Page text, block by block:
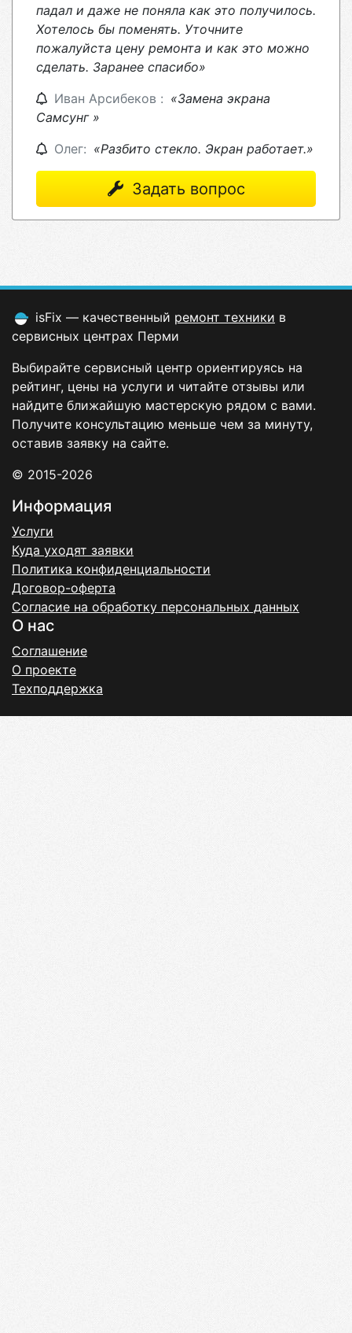
падал и даже не поняла как это получилось.
Хотелось бы поменять. Уточните
пожалуйста цену ремонта и как это можно
сделать. Заранее спасибо»
Иван Арсибеков : «Замена экрана
Самсунг »
Олег: «Разбито стекло. Экран работает.»
Задать вопрос
isFix — качественный ремонт техники в
сервисных центрах Перми
Выбирайте сервисный центр ориентируясь на
рейтинг, цены на услуги и читайте отзывы или
найдите ближайшую мастерскую рядом с вами.
Получите консультацию меньше чем за минуту,
оставив заявку на сайте.
© 2015-2026
Информация
Услуги
Куда уходят заявки
Политика конфиденциальности
Договор-оферта
Согласие на обработку персональных данных
О нас
Соглашение
О проекте
Техподдержка